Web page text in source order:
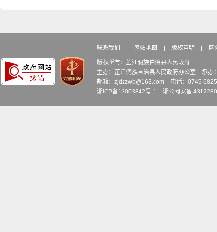
联系我们 网站地图 版权声明 网
版权所有：芷江侗族自治县人民政府
主办：芷江侗族自治县人民政府办公室
承办
邮箱：zjdzzwb@163.com
电话：0745-
湘ICP备13003842号-1
湘公网安备